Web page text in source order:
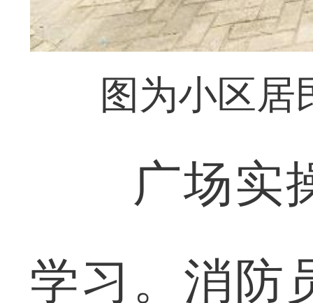
图为小区居
广场实操
学习。消防